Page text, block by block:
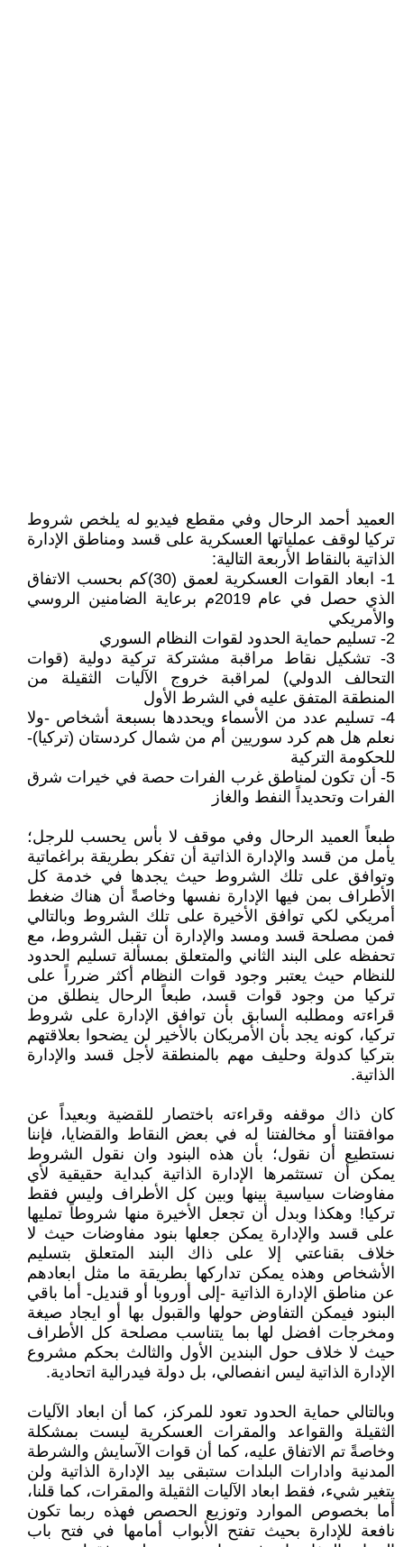
العميد أحمد الرحال وفي مقطع فيديو له يلخص شروط
تركيا لوقف عملياتها العسكرية على قسد ومناطق الإدارة
الذاتية بالنقاط الأربعة التالية:
1- ابعاد القوات العسكرية لعمق (30)كم بحسب الاتفاق
الذي حصل في عام 2019م برعاية الضامنين الروسي
والأمريكي
2- تسليم حماية الحدود لقوات النظام السوري
3- تشكيل نقاط مراقبة مشتركة تركية دولية (قوات
التحالف الدولي) لمراقبة خروج الآليات الثقيلة من
المنطقة المتفق عليه في الشرط الأول
4- تسليم عدد من الأسماء ويحددها بسبعة أشخاص -ولا
نعلم هل هم كرد سوريين أم من شمال كردستان (تركيا)-
للحكومة التركية
5- أن تكون لمناطق غرب الفرات حصة في خيرات شرق
الفرات وتحديداً النفط والغاز
طبعاً العميد الرحال وفي موقف لا بأس يحسب للرجل؛
يأمل من قسد والإدارة الذاتية أن تفكر بطريقة براغماتية
وتوافق على تلك الشروط حيث يجدها في خدمة كل
الأطراف بمن فيها الإدارة نفسها وخاصةً أن هناك ضغط
أمريكي لكي توافق الأخيرة على تلك الشروط وبالتالي
فمن مصلحة قسد ومسد والإدارة أن تقبل الشروط، مع
تحفظه على البند الثاني والمتعلق بمسألة تسليم الحدود
للنظام حيث يعتبر وجود قوات النظام أكثر ضرراً على
تركيا من وجود قوات قسد، طبعاً الرحال ينطلق من
قراءته ومطلبه السابق بأن توافق الإدارة على شروط
تركيا، كونه يجد بأن الأمريكان بالأخير لن يضحوا بعلاقتهم
بتركيا كدولة وحليف مهم بالمنطقة لأجل قسد والإدارة
الذاتية.
كان ذاك موقفه وقراءته باختصار للقضية وبعيداً عن
موافقتنا أو مخالفتنا له في بعض النقاط والقضايا، فإننا
نستطيع أن نقول؛ بأن هذه البنود وان نقول الشروط
يمكن أن تستثمرها الإدارة الذاتية كبداية حقيقية لأي
مفاوضات سياسية بينها وبين كل الأطراف وليس فقط
تركيا! وهكذا وبدل أن تجعل الأخيرة منها شروطاً تمليها
على قسد والإدارة يمكن جعلها بنود مفاوضات حيث لا
خلاف بقناعتي إلا على ذاك البند المتعلق بتسليم
الأشخاص وهذه يمكن تداركها بطريقة ما مثل ابعادهم
عن مناطق الإدارة الذاتية -إلى أوروبا أو قنديل- أما باقي
البنود فيمكن التفاوض حولها والقبول بها أو ايجاد صيغة
ومخرجات افضل لها بما يتناسب مصلحة كل الأطراف
حيث لا خلاف حول البندين الأول والثالث بحكم مشروع
الإدارة الذاتية ليس انفصالي، بل دولة فيدرالية اتحادية.
وبالتالي حماية الحدود تعود للمركز، كما أن ابعاد الآليات
الثقيلة والقواعد والمقرات العسكرية ليست بمشكلة
وخاصةً تم الاتفاق عليه، كما أن قوات الآسايش والشرطة
المدنية وادارات البلدات ستبقى بيد الإدارة الذاتية ولن
يتغير شيء، فقط ابعاد الآليات الثقيلة والمقرات، كما قلنا،
أما بخصوص الموارد وتوزيع الحصص فهذه ربما تكون
نافعة للإدارة بحيث تفتح الأبواب أمامها في فتح باب